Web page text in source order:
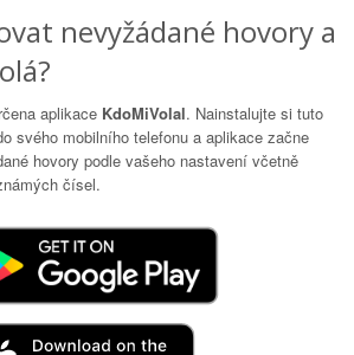
nevyžádané hovory a
aplikace KdoMiVolal. Nainstalujte si tuto
svého mobilního telefonu a aplikace začne
hovory podle vašeho nastavení včetně
čísel.